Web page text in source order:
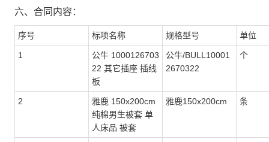
六、合同内容：
序号 标项名称 规格型号 单位
1
公牛 1000126703
22 其它插座 插线
板
公牛/BULL10001
2670322
个
2
雅鹿 150x200cm
纯棉男生被套 单
人床品 被套
雅鹿150x200cm 条